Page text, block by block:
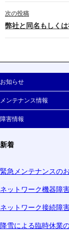
次の投稿
弊社と同名もしく
お知らせ
メンテナンス情報
障害情報
新着
緊急メンテナンスの
ネットワーク機器障
ネットワーク接続障
降雪による臨時休業